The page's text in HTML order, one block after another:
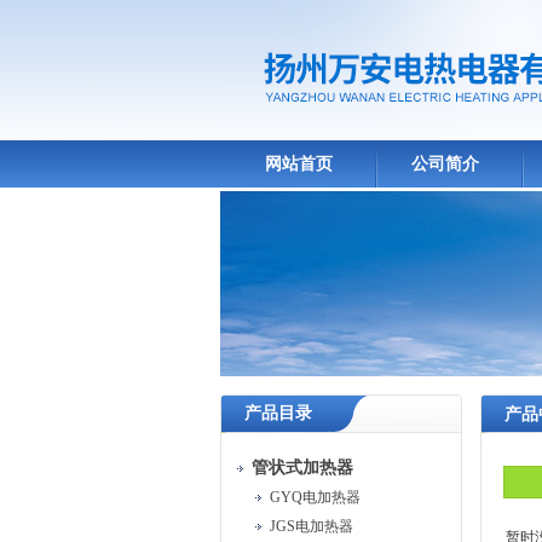
网站首页 公司简介
产品目录
管状式加热器
GYQ电加热器
JGS电加热器
产
暂时